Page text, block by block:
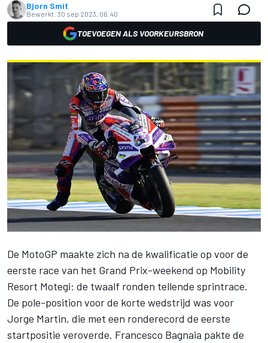
Bjorn Smit
Bewerkt: 30 sep 2023, 06:40
TOEVOEGEN ALS VOORKEURSBRON
De MotoGP maakte zich na de kwalificatie op voor de
eerste race van het Grand Prix-weekend op Mobility
Resort Motegi: de twaalf ronden tellende sprintrace.
De pole-position voor de korte wedstrijd was voor
Jorge Martin, die met een ronderecord de eerste
startpositie veroverde. Francesco Bagnaia pakte de